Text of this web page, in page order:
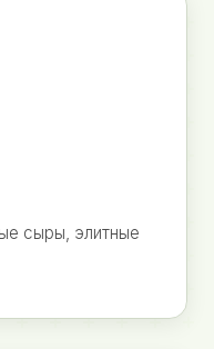
сыры, элитные